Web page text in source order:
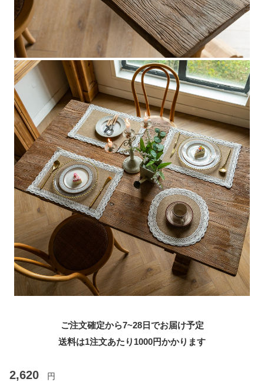
ご注文確定から7~28日でお届け予定
送料は1注文あたり 1000円かかります
2,620 円